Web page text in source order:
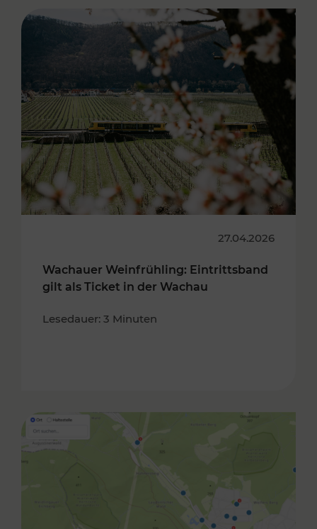
27.04.2026
Wachauer Weinfrühling: Eintrittsband
gilt als Ticket in der Wachau
Lesedauer: 3 Minuten